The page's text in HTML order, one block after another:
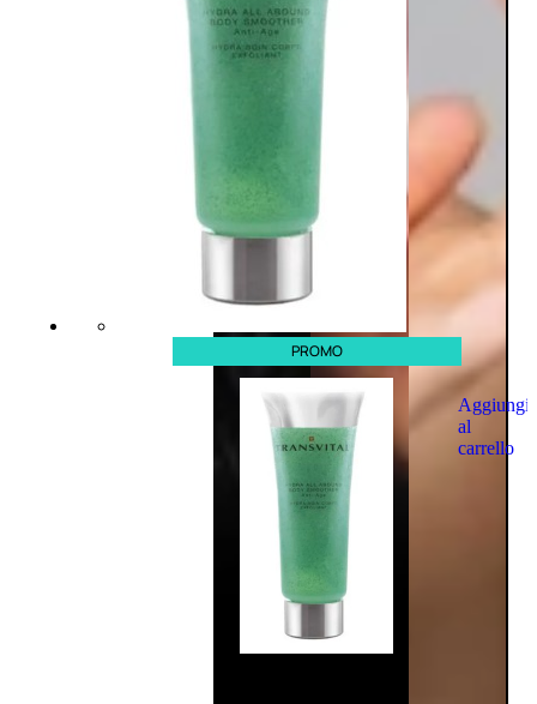
Aggiungi
al
carrello
PROMO